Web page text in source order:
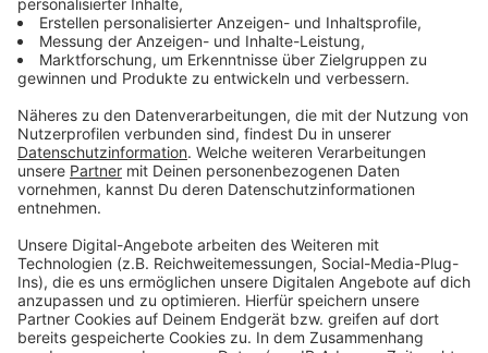
zum Segelfliegen an diesem Sonntag, gegen Mittag,
ein.
Anzeige
Anzeige
Mehr Wissenswertes zum Segelfliegen gibt es
Anzeige